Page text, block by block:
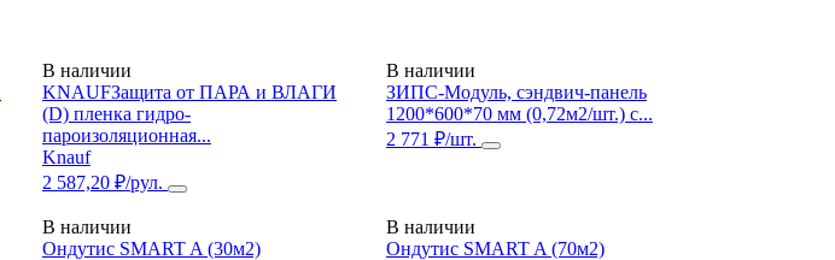
В наличии
KNAUFЗащита от ПАРА и ВЛАГИ
(D) пленка гидро-
пароизоляционная...
Knauf
2 587,20 ₽/рул.
В наличии
ЗИПС-Модуль, сэндвич-панель
1200*600*70 мм (0,72м2/шт.) с...
2 771 ₽/шт.
В наличии
Ондутис SMART A (30м2)
В наличии
Ондутис SMART A (70м2)